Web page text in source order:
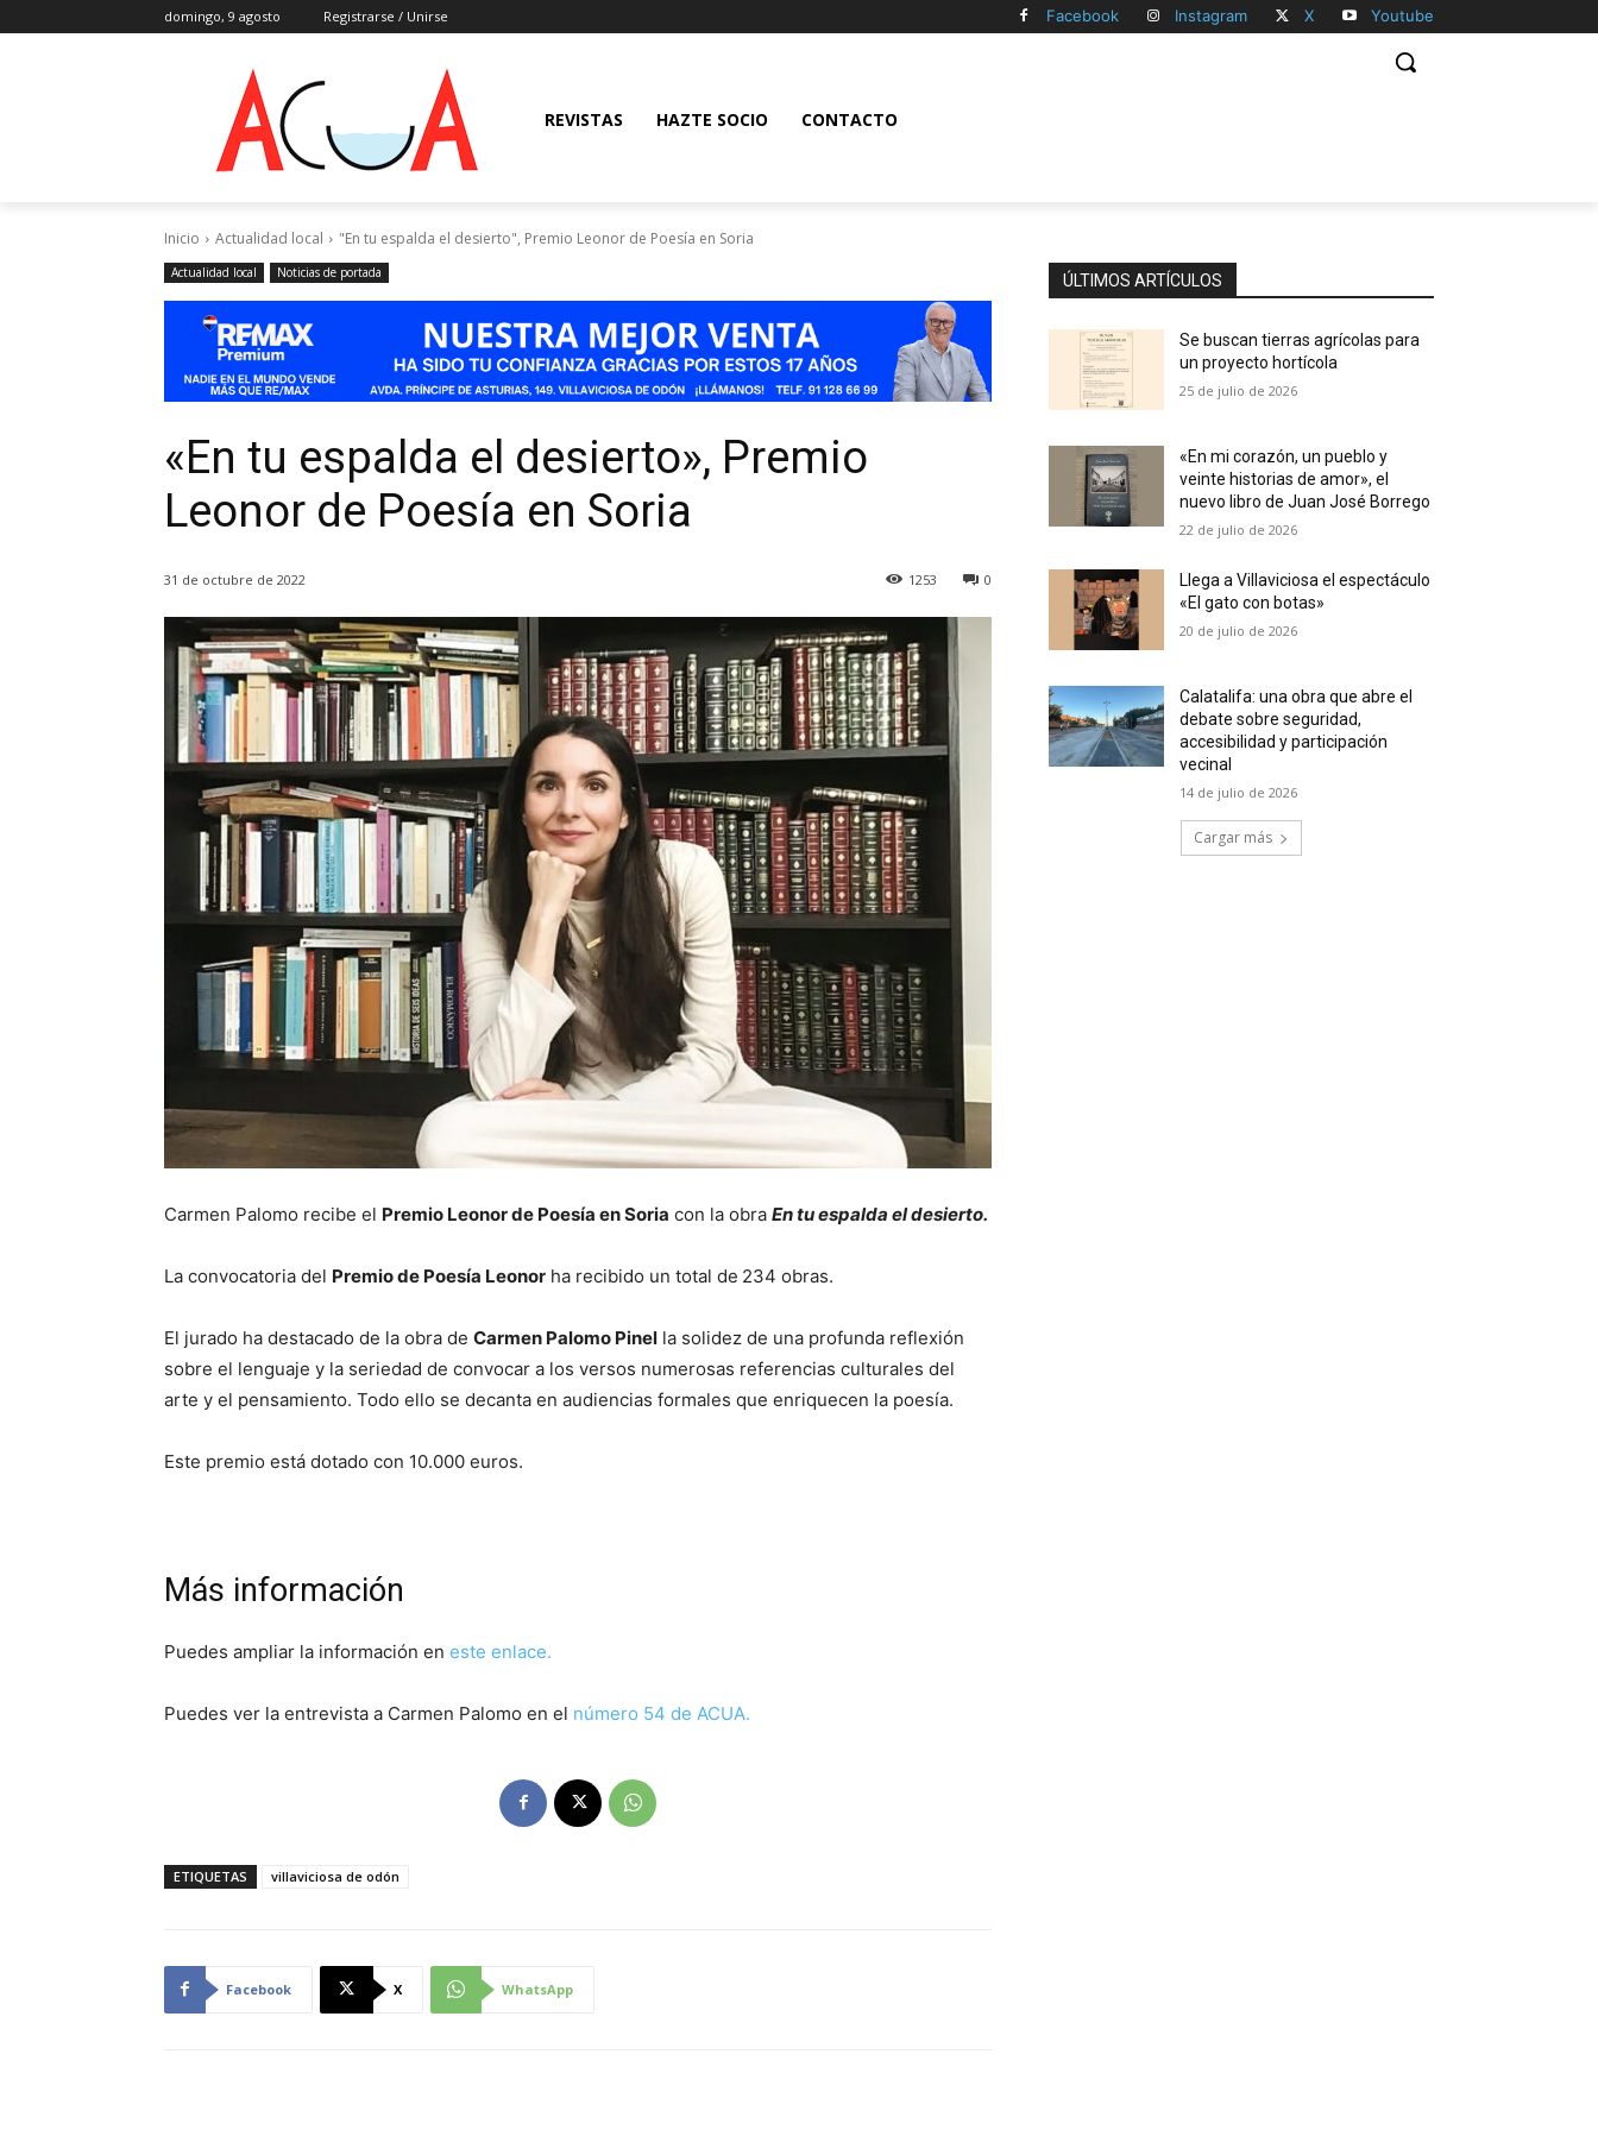
domingo, 9 agosto Registrarse / Unirse Facebook Instagram X Youtube
REVISTAS HAZTE SOCIO CONTACTO
Inicio Actualidad local "En tu espalda el desierto", Premio Leonor de Poesía en Soria
Actualidad local Noticias de portada
«En tu espalda el desierto», Premio
Leonor de Poesía en Soria
31 de octubre de 2022 0
1253
Carmen Palomo recibe el Premio Leonor de Poesía en Soria con la obra En tu espalda el desierto.
La convocatoria del Premio de Poesía Leonor ha recibido un total de 234 obras.
El jurado ha destacado de la obra de Carmen Palomo Pinel la solidez de una profunda reflexión
sobre el lenguaje y la seriedad de convocar a los versos numerosas referencias culturales del
arte y el pensamiento. Todo ello se decanta en audiencias formales que enriquecen la poesía.
Este premio está dotado con 10.000 euros.
Más información
Puedes ampliar la información en este enlace.
Puedes ver la entrevista a Carmen Palomo en el número 54 de ACUA.
ETIQUETAS villaviciosa de odón
Facebook X WhatsApp
ÚLTIMOS ARTÍCULOS
Se buscan tierras agrícolas para
un proyecto hortícola
25 de julio de 2026
«En mi corazón, un pueblo y
veinte historias de amor», el
nuevo libro de Juan José Borrego
22 de julio de 2026
Llega a Villaviciosa el espectáculo
«El gato con botas»
20 de julio de 2026
Calatalifa: una obra que abre el
debate sobre seguridad,
accesibilidad y participación
vecinal
14 de julio de 2026
Cargar más